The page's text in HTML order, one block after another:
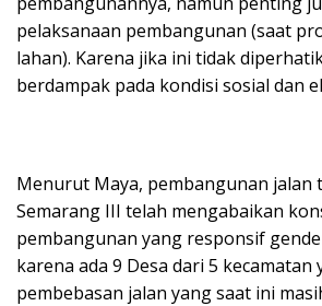
pelaksanaan pembangunan (saat
lahan). Karena jika ini tidak
berdampak pada kondisi sosial dan
Menurut Maya, pembangunan jalan
Semarang III telah mengabaikan
pembangunan yang responsif
karena ada 9 Desa dari 5 kecamatan
pembebasan jalan yang saat ini